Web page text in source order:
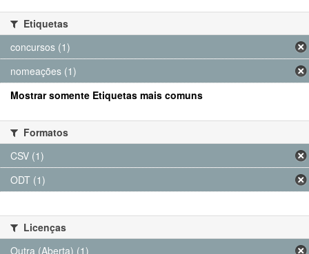
Etiquetas
concursos (1)
nomeações (1)
Mostrar somente Etiquetas mais comuns
Formatos
CSV (1)
ODT (1)
Licenças
Outra (Aberta) (1)